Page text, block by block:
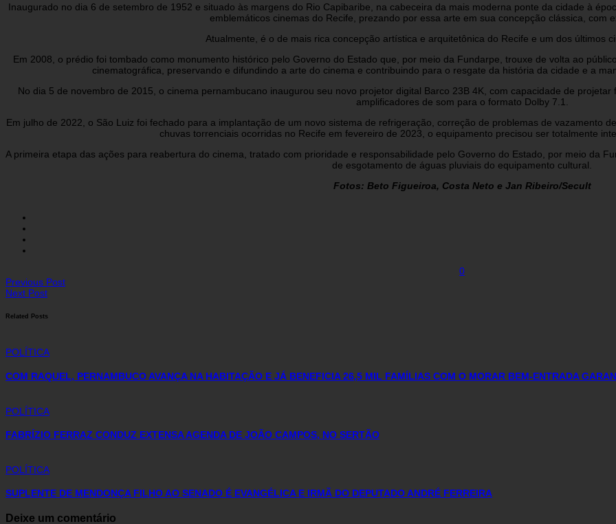
Inaugurado no dia 6 de setembro de 1952 e situado às margens do Rio Capibaribe, na cabeceira da mais moderna ponte da cidade à
emblemáticos cinemas do Recife, prezando por essa arte em sua concepção clássica, com
Atualmente, é o de mais rica concepção artística e arquitetônica do Recife e um dos últimos
Em 2008, o prédio foi tombado como monumento histórico pelo Governo do Estado que, por meio da Fundarpe, trouxe de volta ao
cinematográfica, preservando e difundindo a arte do cinema e contribuindo para o resgate da história da cidade e a
No dia 5 de novembro de 2015, o cinema pernambucano inaugurou seu novo projetor digital Barco 23B 4K, com capacidade de
amplificadores de som para o formato Dolby 7.1.
Em julho de 2022, o São Luiz foi fechado para a implantação de um novo sistema de refrigeração, correção de problemas de vazamento
chuvas torrenciais ocorridas no Recife em fevereiro de 2023, o equipamento precisou ser totalmente
A primeira etapa das ações para reabertura do cinema, tratado com prioridade e responsabilidade pelo Governo do Estado, por meio da
de esgotamento de águas pluviais do equipamento cultural.
Fotos: Beto Figueiroa, Costa Neto e Jan Ribeiro/Secult
0
Previous Post
Next Post
Related Posts
POLÍTICA
COM RAQUEL, PERNAMBUCO AVANÇA NA HABITAÇÃO E JÁ BENEFICIA 26,5 MIL FAMÍLIAS COM O MORAR BEM-ENTRADA
POLÍTICA
FABRÍZIO FERRAZ CONDUZ EXTENSA AGENDA DE JOÃO CAMPOS, NO SERTÃO
POLÍTICA
SUPLENTE DE MENDONÇA FILHO AO SENADO É EVANGÉLICA E IRMÃ DO DEPUTADO ANDRÉ FERREIRA
Deixe um comentário